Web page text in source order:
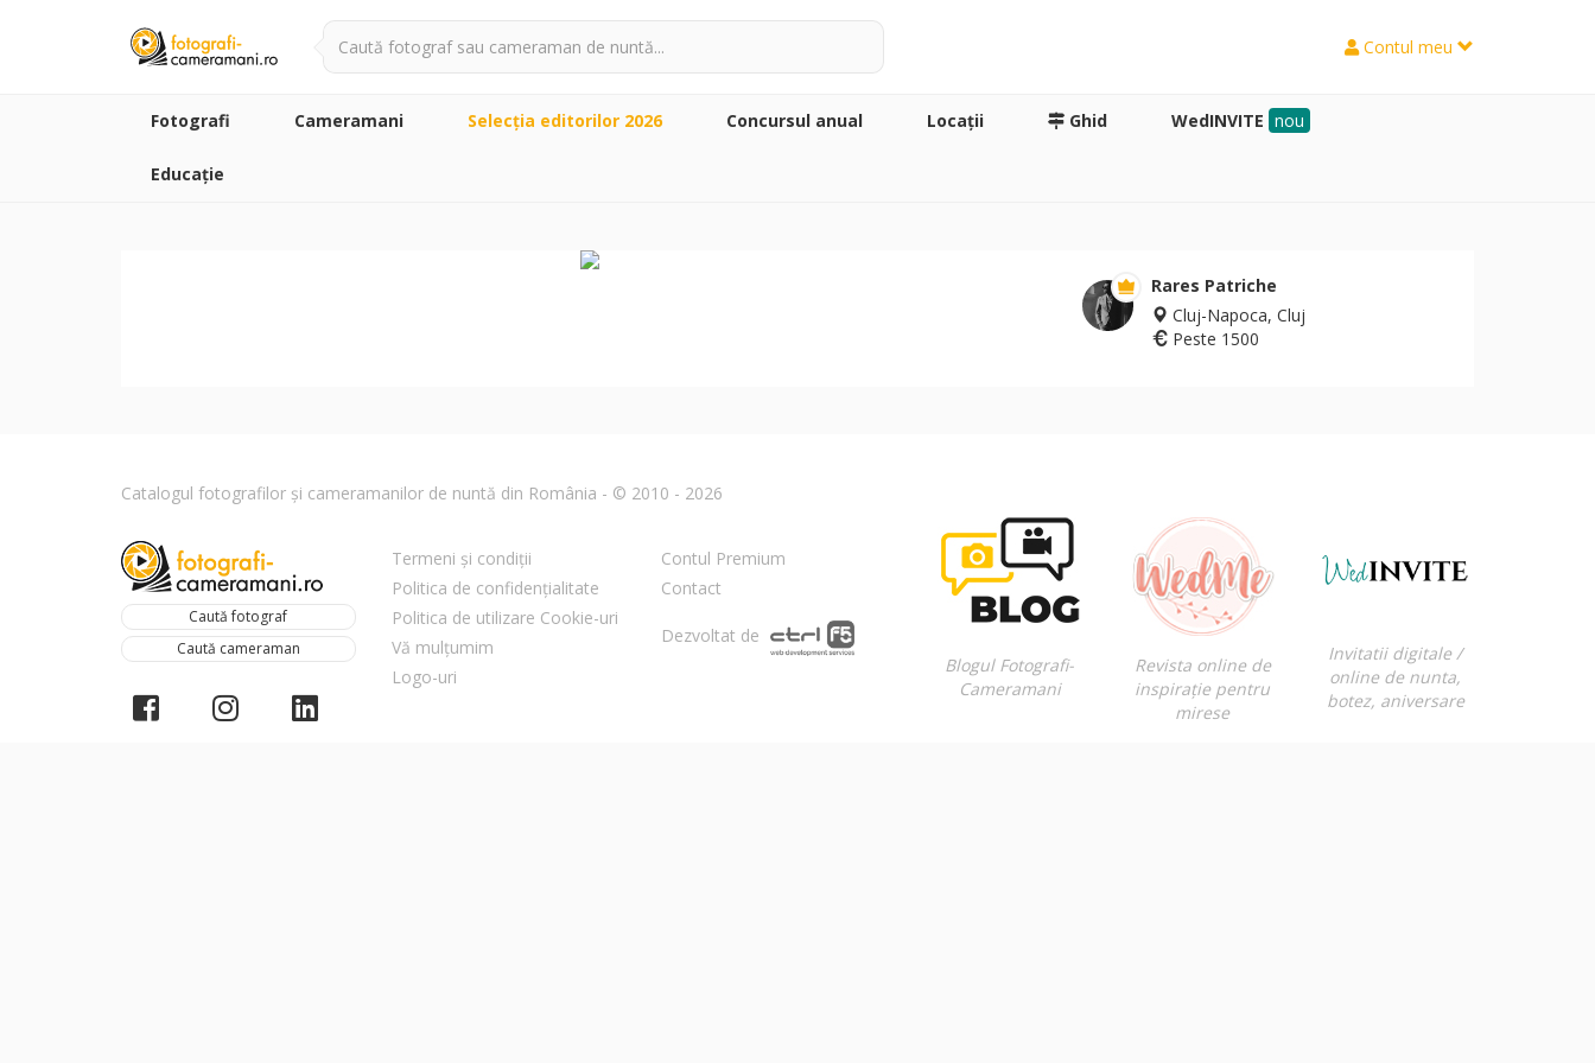
Contul meu
Fotografi Cameramani Selecţia editorilor 2026 Concursul anual Locaţii Ghid WedINVITE nou
Educație
Rares Patriche
Cluj-Napoca, Cluj
Peste 1500
Catalogul fotografilor și cameramanilor de nuntă din România - © 2010 - 2026
Caută fotograf
Caută cameraman
Termeni și condiții
Politica de confidențialitate
Politica de utilizare Cookie-uri
Vă mulțumim
Logo-uri
Contul Premium
Contact
Dezvoltat de
Blogul Fotografi-
Cameramani
Revista online de
inspirație pentru
mirese
Invitatii digitale /
online de nunta,
botez, aniversare